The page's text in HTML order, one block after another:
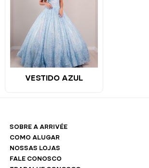
VESTIDO AZUL
SOBRE A ARRIVÉE
COMO ALUGAR
NOSSAS LOJAS
FALE CONOSCO